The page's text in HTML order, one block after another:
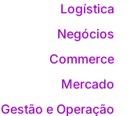
Logística
Negócios
Commerce
Mercado
Gestão e Operação